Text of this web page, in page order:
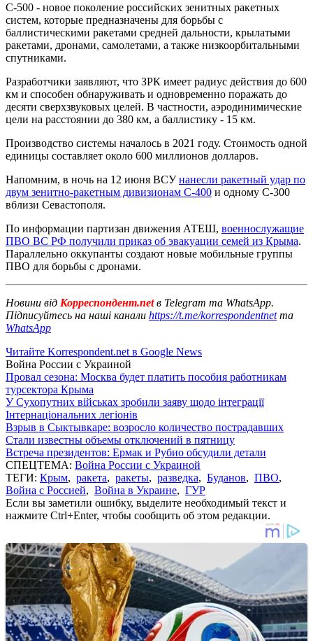
С-500 - новое поколение российских зенитных ракетных
систем, которые предназначены для борьбы с
баллистическими ракетами средней дальности, крылатыми
ракетами, дронами, самолетами, а также низкоорбитальными
спутниками.
Разработчики заявляют, что ЗРК имеет радиус действия до 600
км и способен обнаруживать и одновременно поражать до
десяти сверхзвуковых целей. В частности, аэродинимические
цели на расстоянии до 380 км, а баллистику - 15 км.
Производство системы началось в 2021 году. Стоимость одной
единицы составляет около 600 миллионов долларов.
Напомним, в ночь на 12 июня ВСУнанесли ракетный удар по
двум зенитно-ракетным дивизионам С-400 и одному С-300
вблизи Севастополя.
По информации партизан движения АТЕШ, военнослужащие
ПВО ВС РФ получили приказ об эвакуации семей из Крыма.
Параллельно оккупанты создают новые мобильные группы
ПВО для борьбы с дронами.
Новини від Корреспондент.netв Telegram та WhatsApp.
Підписуйтесь на наші канали https://t.me/korrespondentnetта
WhatsApp
Читайте Korrespondent.net в Google News
Война России с Украиной
Провал сезона: Москва будет платить пособия работникам
турсектора Крыма
У Сухопутних військах зробили заяву щодо інтеграції
Інтернаціональних легіонів
Взрыв в Сыктывкаре: возросло количество пострадавших
Стали известны объемы отключений в пятницу
Встреча президентов: Ермак и Рубио обсудили детали
СПЕЦТЕМА: Война России с Украиной
ТЕГИ: Крым, ракета, ракеты, разведка, Буданов, ПВО,
Война с Россией, Война в Украине, ГУР
Если вы заметили ошибку, выделите необходимый текст и
нажмите Ctrl+Enter, чтобы сообщить об этом редакции.